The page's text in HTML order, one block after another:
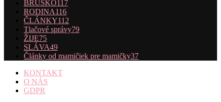
BRUŠKO117
RODINA116
ČLÁNKY112
Tlačové správy79
ŽIJE75
SLÁVA49
Články od mamičiek pre mamičky37
KONTAKT
O NÁS
GDPR